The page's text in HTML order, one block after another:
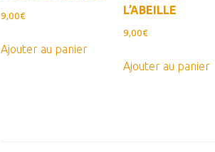
9,00€
Ajouter au panier
L’ABEILLE
9,00€
Ajouter au panier